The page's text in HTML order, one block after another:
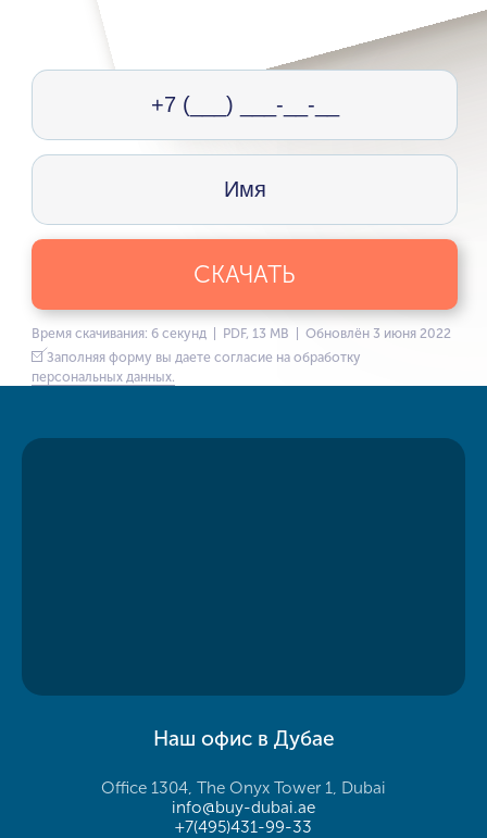
СКАЧАТЬ
Время скачивания: 6 секунд | PDF, 13 MB | Обновлён 3 июня 2022
Заполняя форму вы даете согласие на обработку
персональных данных.
Наш офис в Дубае
Office 1304, The Onyx Tower 1, Dubai
info@buy-dubai.ae
+7(495)431-99-33